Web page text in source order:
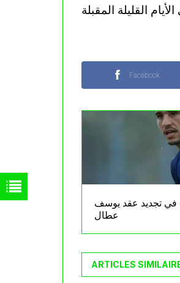
Facebook
في تجديد عقد يوسف
عطال
ARTICLES